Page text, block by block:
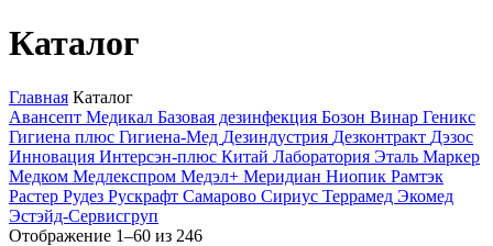
Каталог
Главная Каталог
Авансепт Медикал Базовая дезинфекция Бозон Винар Геникс
Гигиена плюс Гигиена-Мед Дезиндустрия Дезконтракт Дэзос
Инновация Интерсэн-плюс Китай Лаборатория Эталь Маркер
Медком Медлекспром Медэл+ Меридиан Ниопик Рамтэк
Растер Рудез Рускрафт Самарово Сириус Террамед Экомед
Эстэйд-Сервисгруп
Отображение 1–60 из 246